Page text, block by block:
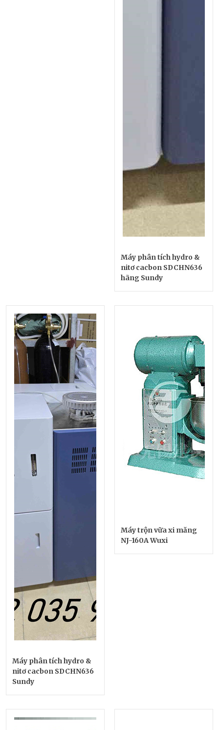
Máy phân tích hydro &
nitơ cacbon SDCHN636
hãng Sundy
Máy phân tích hydro &
nitơ cacbon SDCHN636
Sundy
Máy trộn vữa xi măng
NJ-160A Wuxi